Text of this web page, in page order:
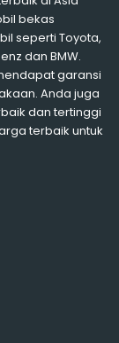
bekas
seperti Toyota,
dan BMW.
garansi
Anda juga
dan tertinggi
terbaik untuk